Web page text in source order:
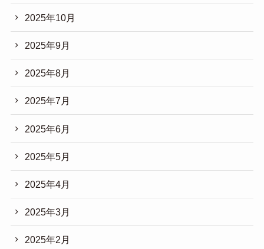
2025年10月
2025年9月
2025年8月
2025年7月
2025年6月
2025年5月
2025年4月
2025年3月
2025年2月